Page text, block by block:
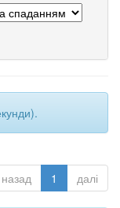
назад 1 далі